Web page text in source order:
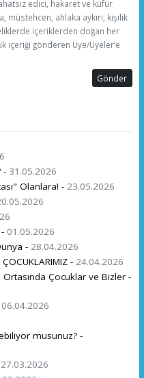
edici, hakaret ve küfür
müstehcen, ahlaka aykırı, kişilik
içeriklerden doğan her
içeriği gönderen Üye/Üyeler’e
Gönder
- 31.05.2026
Olanlara! - 23.05.2026
01.05.2026
- 28.04.2026
- 24.04.2026
Çocuklar ve Bizler -
06.04.2026
musunuz? -
27.03.2026